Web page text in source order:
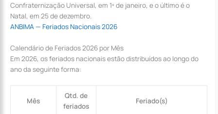
Confraternização Universal, em 1º de janeiro, e o último é o
Natal, em 25 de dezembro.
ANBIMA — Feriados Nacionais 2026
Calendário de Feriados 2026 por Mês
Em 2026, os feriados nacionais estão distribuídos ao longo do
ano da seguinte forma:
Mês
Qtd. de
feriados
Feriado(s)